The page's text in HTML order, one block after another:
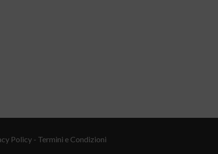
Policy - Termini e Condizioni